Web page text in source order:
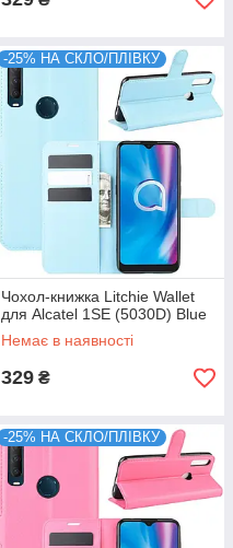
-25% НА СКЛО/ПЛІВКУ
Чохол-книжка Litchie Wallet
для Alcatel 1SE (5030D) Blue
Немає в наявності
329 ₴
-25% НА СКЛО/ПЛІВКУ